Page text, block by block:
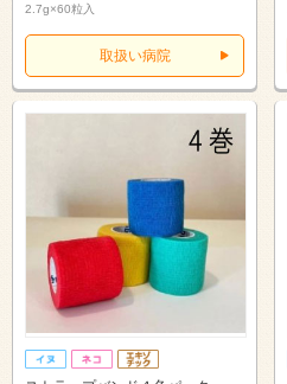
2.7g×60粒入
取扱い病院